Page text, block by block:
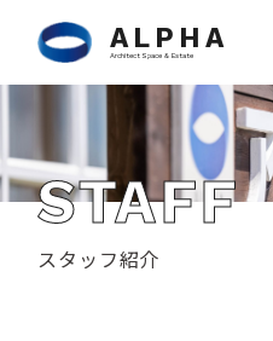
ALPHA
Architect Space & Estate
STAFF
スタッフ紹介